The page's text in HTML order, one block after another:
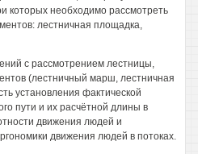
которых необходимо рассмотреть
лестничная площадка,
с рассмотрением лестницы,
(лестничный марш, лестничная
установления фактической
пути и их расчётной длины в
движения людей и
движения людей в потоках.